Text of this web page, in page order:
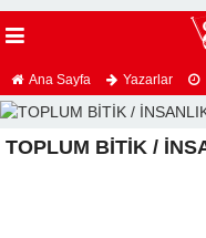
Ana Sayfa Yazarlar
TOPLUM BİTİK /